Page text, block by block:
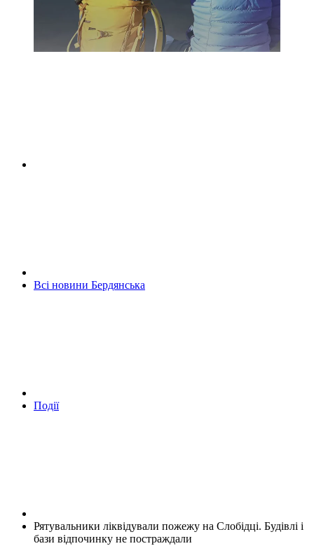
Всі новини Бердянська
Події
Рятувальники ліквідували пожежу на Слобідці. Будівлі і
бази відпочинку не постраждали